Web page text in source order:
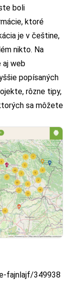
boli
ktoré
je v češtine,
nikto. Na
aj web
popísaných
rôzne tipy,
sa môžete
fajnlajf/349938